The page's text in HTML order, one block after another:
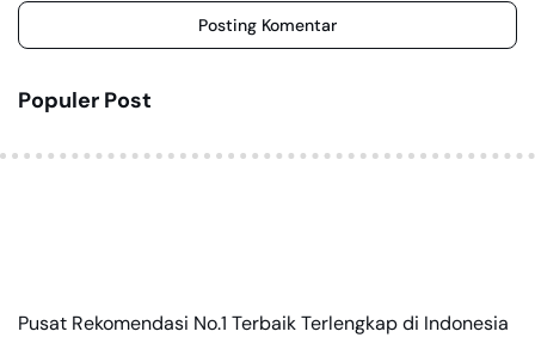
Posting Komentar
Populer Post
Pusat Rekomendasi No.1 Terbaik Terlengkap di Indonesia